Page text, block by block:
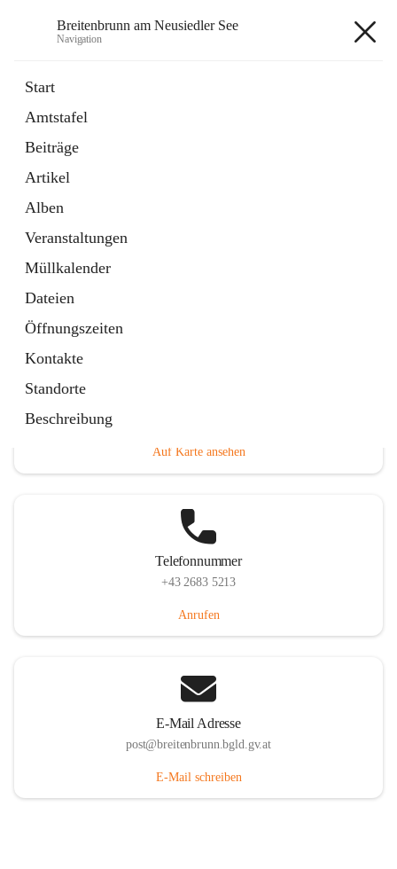
Breitenbrunn am Neusiedler See
Navigation
Start
Amtstafel
Beiträge
Artikel
Alben
Veranstaltungen
Müllkalender
Dateien
Öffnungszeiten
Kontakte
Standorte
Beschreibung
18 Schnellzugriffe
Gemeindeservice
Auf Karte ansehen
Telefonnummer
+43 2683 5213
Anrufen
E-Mail Adresse
post@breitenbrunn.bgld.gv.at
E-Mail schreiben